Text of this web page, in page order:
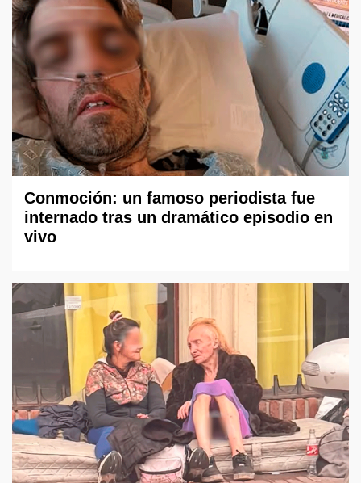
Conmoción: un famoso periodista fue
internado tras un dramático episodio en
vivo